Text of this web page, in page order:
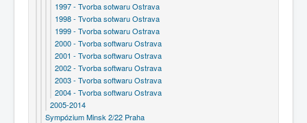
1997 - Tvorba sotwaru Ostrava
1998 - Tvorba sotwaru Ostrava
1999 - Tvorba sotwaru Ostrava
2000 - Tvorba softwaru Ostrava
2001 - Tvorba softwaru Ostrava
2002 - Tvorba softwaru Ostrava
2003 - Tvorba softwaru Ostrava
2004 - Tvorba softwaru Ostrava
2005-2014
Sympózium Minsk 2/22 Praha